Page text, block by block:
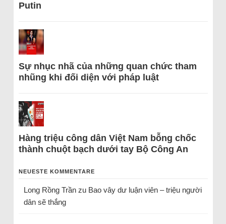
Putin
Sự nhục nhã của những quan chức tham
nhũng khi đối diện với pháp luật
Hàng triệu công dân Việt Nam bỗng chốc
thành chuột bạch dưới tay Bộ Công An
NEUESTE KOMMENTARE
Long Rồng Trầnzu Bao vây dư luận viên – triệu người
dân sẽ thắng